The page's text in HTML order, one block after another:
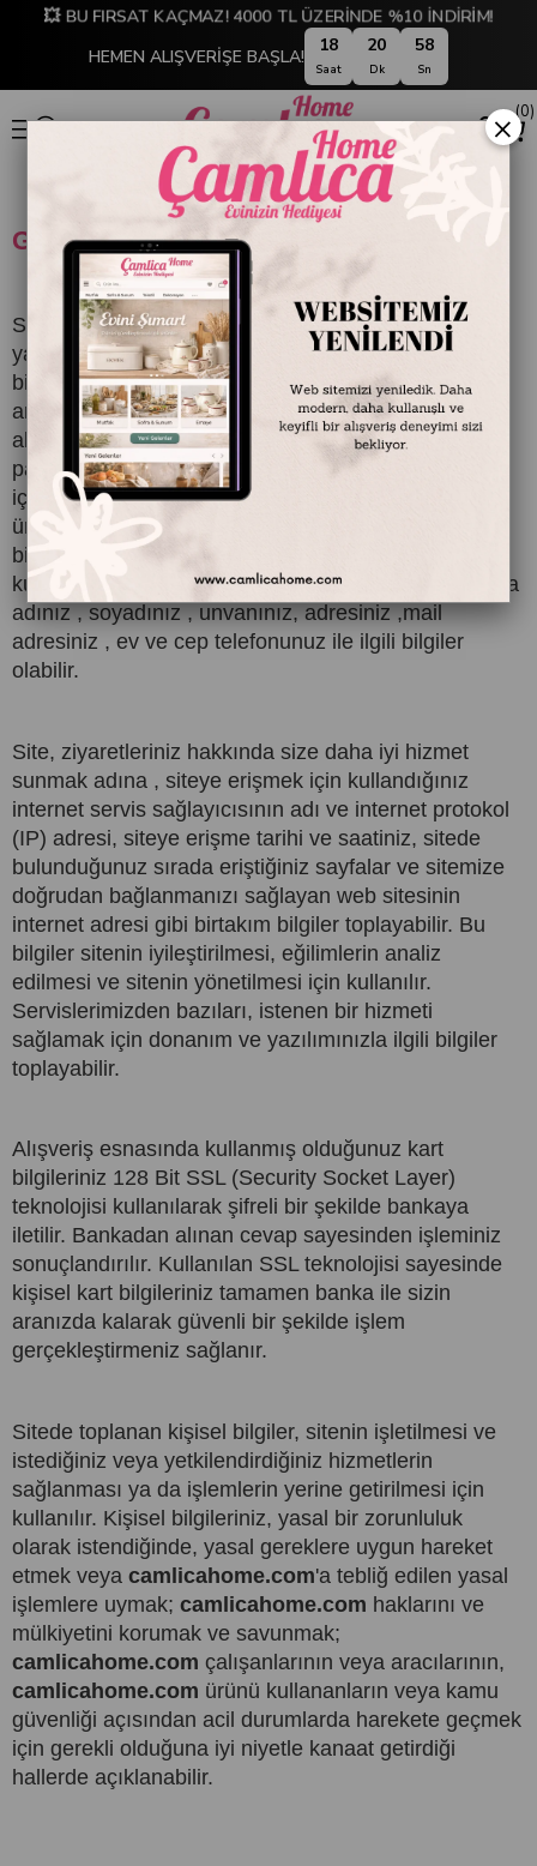
💥 BU FIRSAT KAÇMAZ! 4000 TL ÜZERİNDE %10 İNDİRİM!
HEMEN ALIŞVERİŞE BAŞLA!
18
Saat
20
Dk
58
Sn
0
GİZLİLİK SÖZLEŞMESİ
Sitemizde yer alan güvenlik ve gizlilik kuralları
yaptığınız alışverişte ve vermiş olduğunuz kişisel
bilgilerdeki güvenlik ve gizlilik sınırlarını belirlemek
amacı ile konulmuştur. Sitede alışveriş sırasında
alınan kişisel bilgileriniz üçüncü şahıslarla
paylaşılmaz. Kişisel bilgileriniz, bildirimleri de
içerecek şekilde, kullanmakta olduğunuz
ürünler,hizmetler, indirimler, kampanyalar hakkında
bilgi sağlamak ve sizinle iletişim sağlamak için
kullanılmaktadır. Topladığımız kişisel bilgiler arasında
adınız , soyadınız , unvanınız, adresiniz ,mail
adresiniz , ev ve cep telefonunuz ile ilgili bilgiler
olabilir.
Site, ziyaretleriniz hakkında size daha iyi hizmet
sunmak adına , siteye erişmek için kullandığınız
internet servis sağlayıcısının adı ve internet protokol
(IP) adresi, siteye erişme tarihi ve saatiniz, sitede
bulunduğunuz sırada eriştiğiniz sayfalar ve sitemize
doğrudan bağlanmanızı sağlayan web sitesinin
internet adresi gibi birtakım bilgiler toplayabilir. Bu
bilgiler sitenin iyileştirilmesi, eğilimlerin analiz
edilmesi ve sitenin yönetilmesi için kullanılır.
Servislerimizden bazıları, istenen bir hizmeti
sağlamak için donanım ve yazılımınızla ilgili bilgiler
toplayabilir.
Alışveriş esnasında kullanmış olduğunuz kart
bilgileriniz 128 Bit SSL (Security Socket Layer)
teknolojisi kullanılarak şifreli bir şekilde bankaya
iletilir. Bankadan alınan cevap sayesinden işleminiz
sonuçlandırılır. Kullanılan SSL teknolojisi sayesinde
kişisel kart bilgileriniz tamamen banka ile sizin
aranızda kalarak güvenli bir şekilde işlem
gerçekleştirmeniz sağlanır.
Sitede toplanan kişisel bilgiler, sitenin işletilmesi ve
istediğiniz veya yetkilendirdiğiniz hizmetlerin
sağlanması ya da işlemlerin yerine getirilmesi için
kullanılır. Kişisel bilgileriniz, yasal bir zorunluluk
olarak istendiğinde, yasal gereklere uygun hareket
etmek veya camlicahome.com'a tebliğ edilen yasal
işlemlere uymak; camlicahome.com haklarını ve
mülkiyetini korumak ve savunmak;
camlicahome.com çalışanlarının veya aracılarının,
camlicahome.com ürünü kullananların veya kamu
güvenliği açısından acil durumlarda harekete geçmek
için gerekli olduğuna iyi niyetle kanaat getirdiği
hallerde açıklanabilir.
×